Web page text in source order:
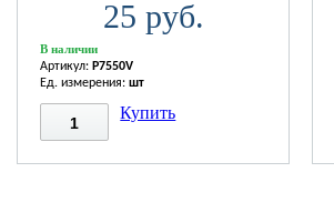
25 руб.
В наличии
Артикул: P7550V
Ед. измерения:шт
Купить